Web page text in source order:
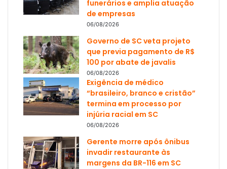
funerários e amplia atuação
de empresas
06/08/2026
Governo de SC veta projeto
que previa pagamento de R$
100 por abate de javalis
06/08/2026
Exigência de médico
“brasileiro, branco e cristão”
termina em processo por
injúria racial em SC
06/08/2026
Gerente morre após ônibus
invadir restaurante às
margens da BR-116 em SC